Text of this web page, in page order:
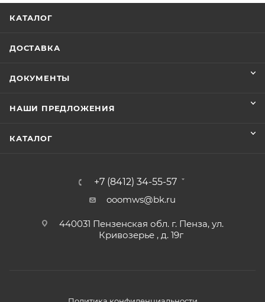
КАТАЛОГ
ДОСТАВКА
ДОКУМЕНТЫ
НАШИ ПРЕДЛОЖЕНИЯ
КАТАЛОГ
+7 (8412) 34-55-57
ooomws@bk.ru
440031 Пензенская обл. г. Пенза, ул.
Кривозерье , д. 19г